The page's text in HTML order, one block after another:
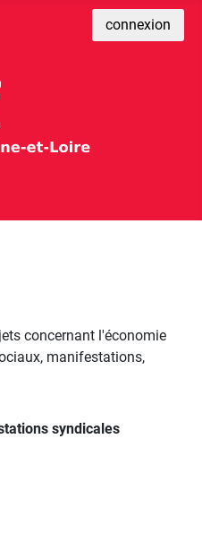
connexion
concernant l'économie
manifestations,
syndicales